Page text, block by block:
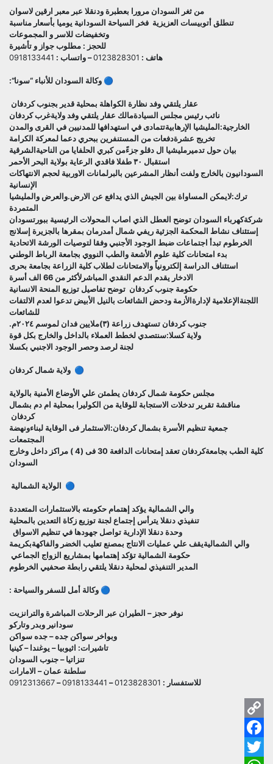
من ثغر السودان مرورا بعطبرة ودنقلا عبر معبر ارقين لاسوان
تنطلق أتوبيسات العزيزية فخر السياحة السودانية يوميا بأسعار مناسبة
وتخفيضات للاسر و المجموعات
للحجز : مطلوب جواز و تأشيرة
هاتف : 0123828301– واتساب : 0918133441
🔵 وكالة السودان للأنباء “سونا”:
عقار يلتقي وفد نظارة الكواهلة بمحلية قدير بجنوب كردفان
نائب رئيس مجلس السيادةمالك عقار يلتقي وفد ولايةغرب كردفان
الخارجية:المليشيا الإرهابيةتتمادى في استهدافها للمدنيين في القرى والمدن
تخريج عشرةدفعات من المستنفرين ببحري دعما لمعركة الكرامة
بيان حول تدميرمليشيا ال دقلو جزءًمن كبري الحلفايا من الناحيةالشرقية
استقبال ٣٠ طفلا فاقدي الرعاية بولاية البحر الأحمر
السودانيون بالخارج ولفت أنظار المشرعين بالبرلمانات الاوربية لحجم الانتهاكات
الإنسانية
ترك:لايمكن المساواة بين الجيش الذي يدافع عن الارض.والعرض والمليشيا
المتمردة
شركةكهرباء السودان توضح العطل الذي اصاب المحولات الرئيسية ببورتسودان
إستئناف نشاط المحكمة الجزئية ريفي شمال أمدرمان بمقرها بالجزيرة إسلانج
الخرطوم تبدأ اجتماعات ضبط الوجود الأجنبي وفقا لتوصيات الورشة الاتحادية
بدء امتحانات كلية علوم الأشعة والطب النووي بجامعة الرباط الوطني
استئناف الدراسة إلكترونياً والامتحانات لطلاب كلية الزراعة بجامعة بحرى
الادخار يقدم الدعم النقدي المباشرلأكثر من 66 الف أسرة
حكومة جنوب كردفان توضح تفاصيل توزيع المنحة الانسانية
اللجنةالإعلامية لإدارةالأزمة ودحض الشائعات بالنيل الأبيض تدعوا لعدم الالتفات
للشائعات
جنوب كردفان تستهدف زراعة (٣)ملايين فدان لموسم ٢٠٢٤م.
ولاية كسلا:سنتصدي لخطط العملاء بالداخل والخارج بكل قوة
لجنة لرصد وحصر الوجود الاجنبي بكسلا
🔵 ولاية شمال كردفان
مجلس حكومة شمال كردفان يطمئن علي الأوضاع الأمنية بالولاية
مناقشة تقرير تدخلات الاستجابة للوقاية من الكوليرا بمحلية ام دم بشمال
كردفان
جمعية تنظيم الأسرة بشمال كردفان:الاستثمار فى الوقاية لبناءونهضة
المجتمعات
كلية الطب بجامعةكردفان تعقد إمتحانات الدافعة 30 فى (4 ) مراكز داخل وخارج
السودان
🔵 الولاية الشمالية
والي الشمالية يؤكد إهتمام حكومته بالاستثمارات المتعددة
تنفيذي دنقلا يترأس إجتماع لجنة توزيع زكاة التعدين بالمحلية
وحدة دنقلا الإدارية تواصل جهودها في تنظيم الاسواق
والي الشماليةيقف علي عمليات الانتاج بمصنع تعليب الخضر والفاكهةبكريمة
حكومة الشمالية تؤكد إهتمامها بمشاريع الزواج الجماعي
المدير التنفيذي لمحلية دنقلا يلتقي رابطة صحفيي الخرطوم
🔵 وكالة أمل للسفر والسياحة :
نوفر حجز – الطيران عبر الرحلات المباشرة والترانزيت
سودانير وبدر وتاركو
وبواخر سواكن جده – جده سواكن
تاشيرات: اثيوبيا – يوغندا – كينيا
تنزاتيا – جنوب السودان
سلطنة عمان – الامارات
للاستفسار : 0123828301
–
0918133441
–
0912313667